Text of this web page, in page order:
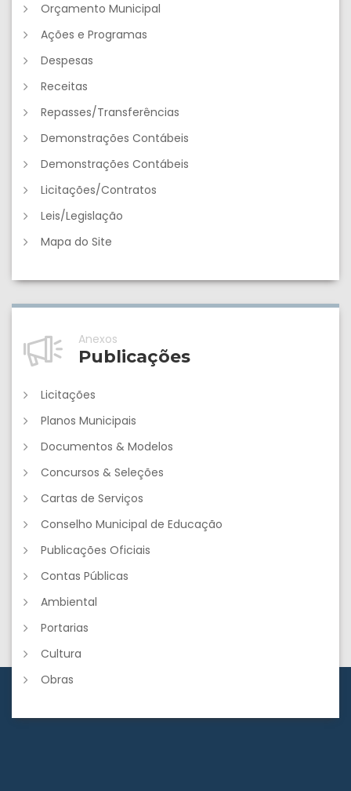
Orçamento Municipal
Ações e Programas
Despesas
Receitas
Repasses/Transferências
Demonstrações Contábeis
Demonstrações Contábeis
Licitações/Contratos
Leis/Legislação
Mapa do Site
Anexos
Publicações
Licitações
Planos Municipais
Documentos & Modelos
Concursos & Seleções
Cartas de Serviços
Conselho Municipal de Educação
Publicações Oficiais
Contas Públicas
Ambiental
Portarias
Cultura
Obras